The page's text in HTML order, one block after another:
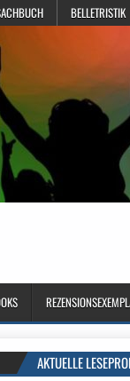
BELLETRISTIK
AKTUELLE